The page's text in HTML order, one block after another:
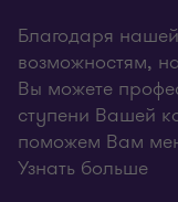
Благодаря
возможностям,
Вы можете
ступени Вашей
поможем Вам
Узнать больше